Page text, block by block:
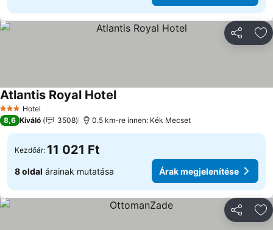
3 Kategória
Hotel
Atlantis Royal Hotel
8,6 Kiváló 3508 0.5 km-re innen: Kék Mecset
Kezdőár: 11 021 Ft
8 oldal árainak mutatása Árak megjelenítése